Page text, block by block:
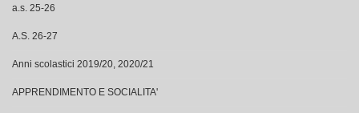
a.s. 25-26
A.S. 26-27
Anni scolastici 2019/20, 2020/21
APPRENDIMENTO E SOCIALITA'